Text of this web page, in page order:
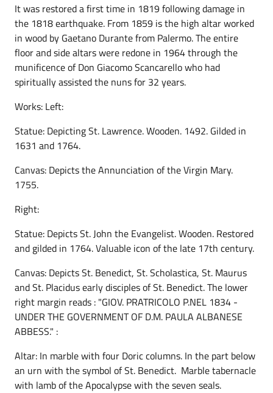
It was restored a first time in 1819 following damage in
the 1818 earthquake. From 1859 is the high altar worked
in wood by Gaetano Durante from Palermo. The entire
floor and side altars were redone in 1964 through the
munificence of Don Giacomo Scancarello who had
spiritually assisted the nuns for 32 years.
Works: Left:
Statue: Depicting St. Lawrence. Wooden. 1492. Gilded in
1631 and 1764.
Canvas: Depicts the Annunciation of the Virgin Mary.
1755.
Right:
Statue: Depicts St. John the Evangelist. Wooden. Restored
and gilded in 1764. Valuable icon of the late 17th century.
Canvas: Depicts St. Benedict, St. Scholastica, St. Maurus
and St. Placidus early disciples of St. Benedict. The lower
right margin reads : "GIOV. PRATRICOLO P.NEL 1834 -
UNDER THE GOVERNMENT OF D.M. PAULA ALBANESE
ABBESS." :
Altar: In marble with four Doric columns. In the part below
an urn with the symbol of St. Benedict. Marble tabernacle
with lamb of the Apocalypse with the seven seals.